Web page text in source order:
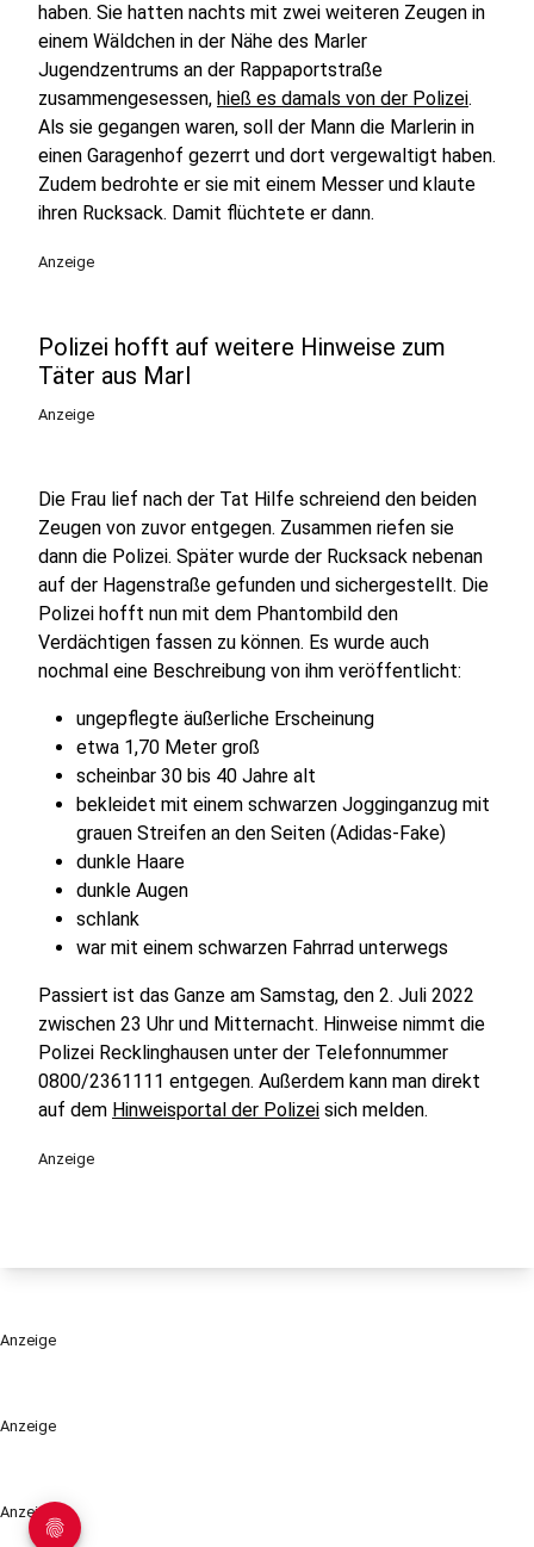
Anzeige
Anzeige
haben. Sie hatten nachts mit zwei weiteren Zeugen in
einem Wäldchen in der Nähe des Marler
Jugendzentrums an der Rappaportstraße
zusammengesessen, hieß es damals von der Polizei.
Als sie gegangen waren, soll der Mann die Marlerin in
einen Garagenhof gezerrt und dort vergewaltigt haben.
Zudem bedrohte er sie mit einem Messer und klaute
ihren Rucksack. Damit flüchtete er dann.
Anzeige
Polizei hofft auf weitere Hinweise zum
Täter aus Marl
Anzeige
Die Frau lief nach der Tat Hilfe schreiend den beiden
Zeugen von zuvor entgegen. Zusammen riefen sie
dann die Polizei. Später wurde der Rucksack nebenan
auf der Hagenstraße gefunden und sichergestellt. Die
Polizei hofft nun mit dem Phantombild den
Verdächtigen fassen zu können. Es wurde auch
nochmal eine Beschreibung von ihm veröffentlicht:
ungepflegte äußerliche Erscheinung
etwa 1,70 Meter groß
scheinbar 30 bis 40 Jahre alt
bekleidet mit einem schwarzen Jogginganzug mit
grauen Streifen an den Seiten (Adidas-Fake)
dunkle Haare
dunkle Augen
schlank
war mit einem schwarzen Fahrrad unterwegs
Passiert ist das Ganze am Samstag, den 2. Juli 2022
zwischen 23 Uhr und Mitternacht. Hinweise nimmt die
Polizei Recklinghausen unter der Telefonnummer
0800/2361111 entgegen. Außerdem kann man direkt
auf dem Hinweisportal der Polizei sich melden.
Anzeige
Anzeige